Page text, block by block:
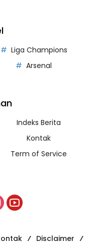
Liga Champions
Arsenal
Indeks Berita
Kontak
Term of Service
Disclaimer